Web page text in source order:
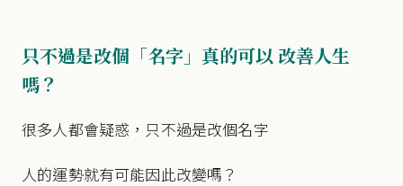
只不過是改個「名字」真的可以 改善人生
嗎？
很多人都會疑惑，只不過是改個名字
人的運勢就有可能因此改變嗎？